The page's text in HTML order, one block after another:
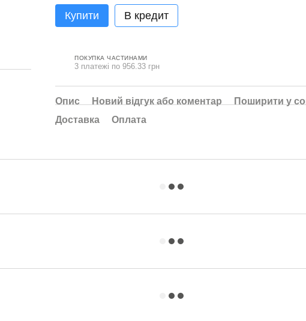
Купити В кредит
ПОКУПКА ЧАСТИНАМИ
3 платежі по 956.33 грн
Опис Новий відгук або коментар
Поширити у
Доставка
Оплата